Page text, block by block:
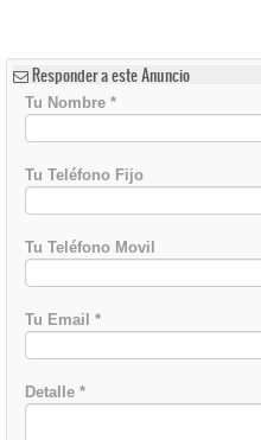
Responder a este Anuncio
Tu Nombre *
Tu Teléfono Fijo
Tu Teléfono Movil
Tu Email *
Detalle *